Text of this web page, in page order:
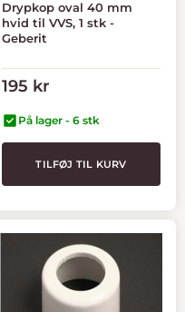
Drypkop oval 40 mm
hvid til VVS, 1 stk -
Geberit
Tilbudspris
195 kr
På lager - 6 stk
TILFØJ TIL KURV